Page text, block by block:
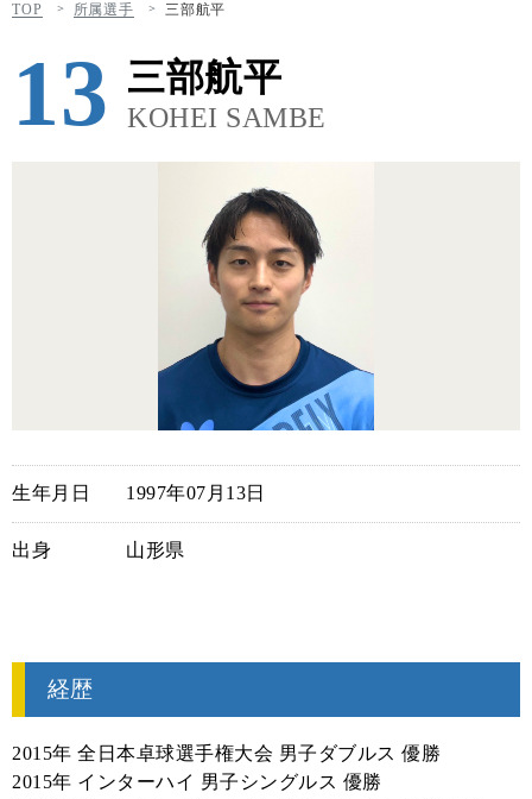
TOP 所属選手 三部航平
13 三部航平
KOHEI SAMBE
生年月日 1997年07月13日
出身 山形県
経歴
2015年 全日本卓球選手権大会 男子ダブルス 優勝
2015年 インターハイ 男子シングルス 優勝